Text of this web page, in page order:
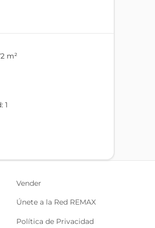
y seguridad. La
y áreas
bienestar familiar y la
de vida.
m²
1
Vender
Únete a la Red REMAX
Política de Privacidad